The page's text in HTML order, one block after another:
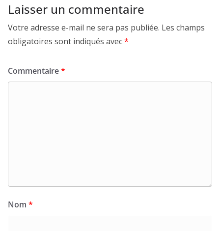
Laisser un commentaire
Votre adresse e-mail ne sera pas publiée. Les champs
obligatoires sont indiqués avec*
Commentaire*
Nom *